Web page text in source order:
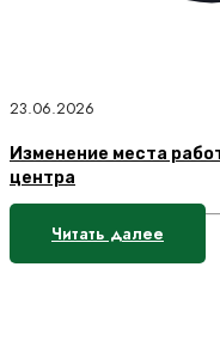
23.06.2026
Изменение места
центра
Читать далее